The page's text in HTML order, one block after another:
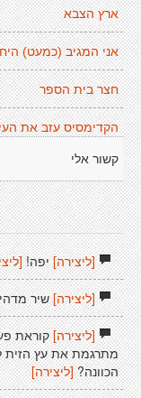
ארץ הצבא
אני המגיב (כמעט)
חצר בית הספר
הקדימסיס עזב את
קשור אלי
[ליצירה]יפה!
[ליצירה]שיר
[ליצירה]קוראת
מתרגמת את עץ הזית
הכוונה? [ליצירה]